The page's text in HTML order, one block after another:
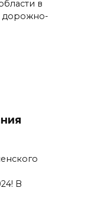
в
дорожно-
В